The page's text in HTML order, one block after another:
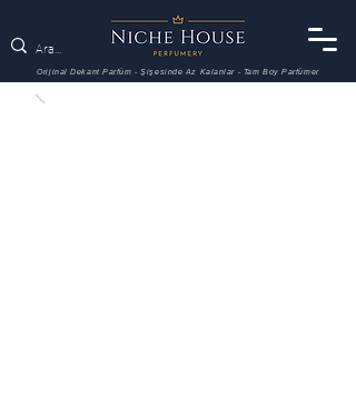
Orijinal Dekant Parfüm - Şişesinde Az Kalanlar - Tam Boy Parfümer